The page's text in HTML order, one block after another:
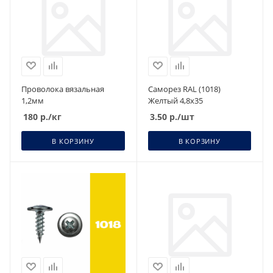
Проволока вязальная
1,2мм
180 р./кг
В КОРЗИНУ
Саморез RAL (1018)
Желтый 4,8х35
3.50р./шт
В КОРЗИНУ